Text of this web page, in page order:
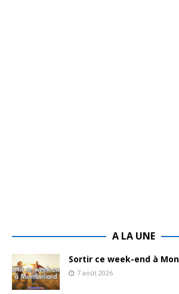
A LA UNE
Sortir ce week-end à
7 août 2026